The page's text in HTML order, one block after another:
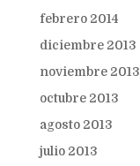
febrero 2014
diciembre 2013
noviembre 2013
octubre 2013
agosto 2013
julio 2013